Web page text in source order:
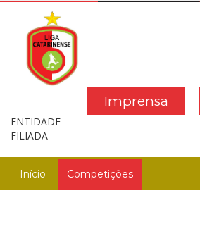
Imprensa
ENTIDADE
FILIADA
Início Competições